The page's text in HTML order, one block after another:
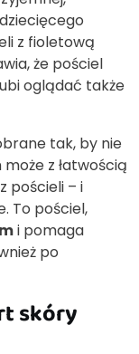
z fioletową
że pościel
oglądać także
tak, by nie
z łatwością
pościeli – i
To pościel,
i pomaga
po
skóry